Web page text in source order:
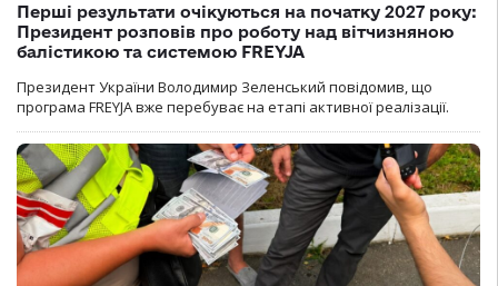
Перші результати очікуються на початку 2027 року:
Президент розповів про роботу над вітчизняною
балістикою та системою FREYJA
Президент України Володимир Зеленський повідомив, що
програма FREYJA вже перебуває на етапі активної реалізації.